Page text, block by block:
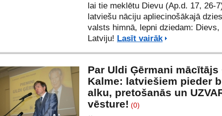
lai tie meklētu Dievu (Ap.d. 17, 26-
latviešu nāciju apliecinošākajā
valsts himnā, lepni dziedam:
Latviju! Lasīt vairāk
Par Uldi Ģērmani mācītājs
Kalme: latviešiem pieder
alku, pretošanās un
vēsture! (0)